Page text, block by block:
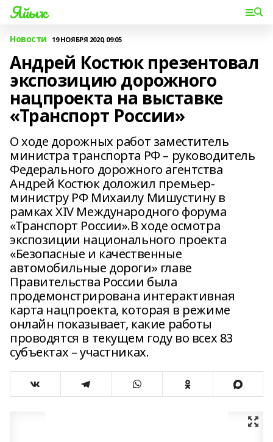
Яйыҡ
Новости 19 НОЯБРЯ 2020, 09:05
Андрей Костюк презентовал
экспозицию дорожного
нацпроекта на выставке
«Транспорт России»
О ходе дорожных работ заместитель
министра транспорта РФ – руководитель
Федерального дорожного агентства
Андрей Костюк доложил премьер-
министру РФ Михаилу Мишустину в
рамках XIV Международного форума
«Транспорт России».В ходе осмотра
экспозиции национального проекта
«Безопасные и качественные
автомобильные дороги» главе
Правительства России была
продемонстрирована интерактивная
карта нацпроекта, которая в режиме
онлайн показывает, какие работы
проводятся в текущем году во всех 83
субъектах – участниках.